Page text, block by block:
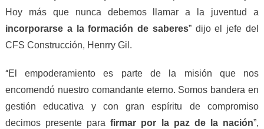
Hoy más que nunca debemos llamar a la juventud a
incorporarse a la formación de saberes” dijo el jefe del
CFS Construcción, Henrry Gil.
“El empoderamiento es parte de la misión que nos
encomendó nuestro comandante eterno. Somos bandera en
gestión educativa y con gran espíritu de compromiso
decimos presente parafirmar por la paz de la nación”,